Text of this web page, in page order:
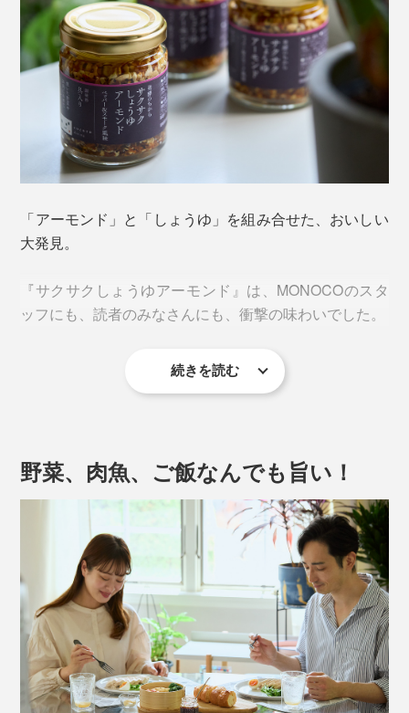
「アーモンド」と「しょうゆ」を組み合せた、おいしい
大発見。
『サクサクしょうゆアーモンド』は、MONOCOのスタ
ッフにも、読者のみなさんにも、衝撃の味わいでした。
発売以来増え続ける“サクサクファン”へのアンケート
風味」に決定！またもや、新たなおいしさの誕生です。
あなたは、いつもの食材を、切る・ゆでる・焼くだけで
OK。あとは食卓で、『サクサクしょうゆアーモンド ペ
ッパー＆スモーク』をトッピングすれば、燻製風味のお
つまみが完成。
思わずうなるおいしさ。食感も楽しい。どうして、こん
なにサクサクおいしいの？
続きを読む
野菜、肉魚、ご飯なんでも旨い！